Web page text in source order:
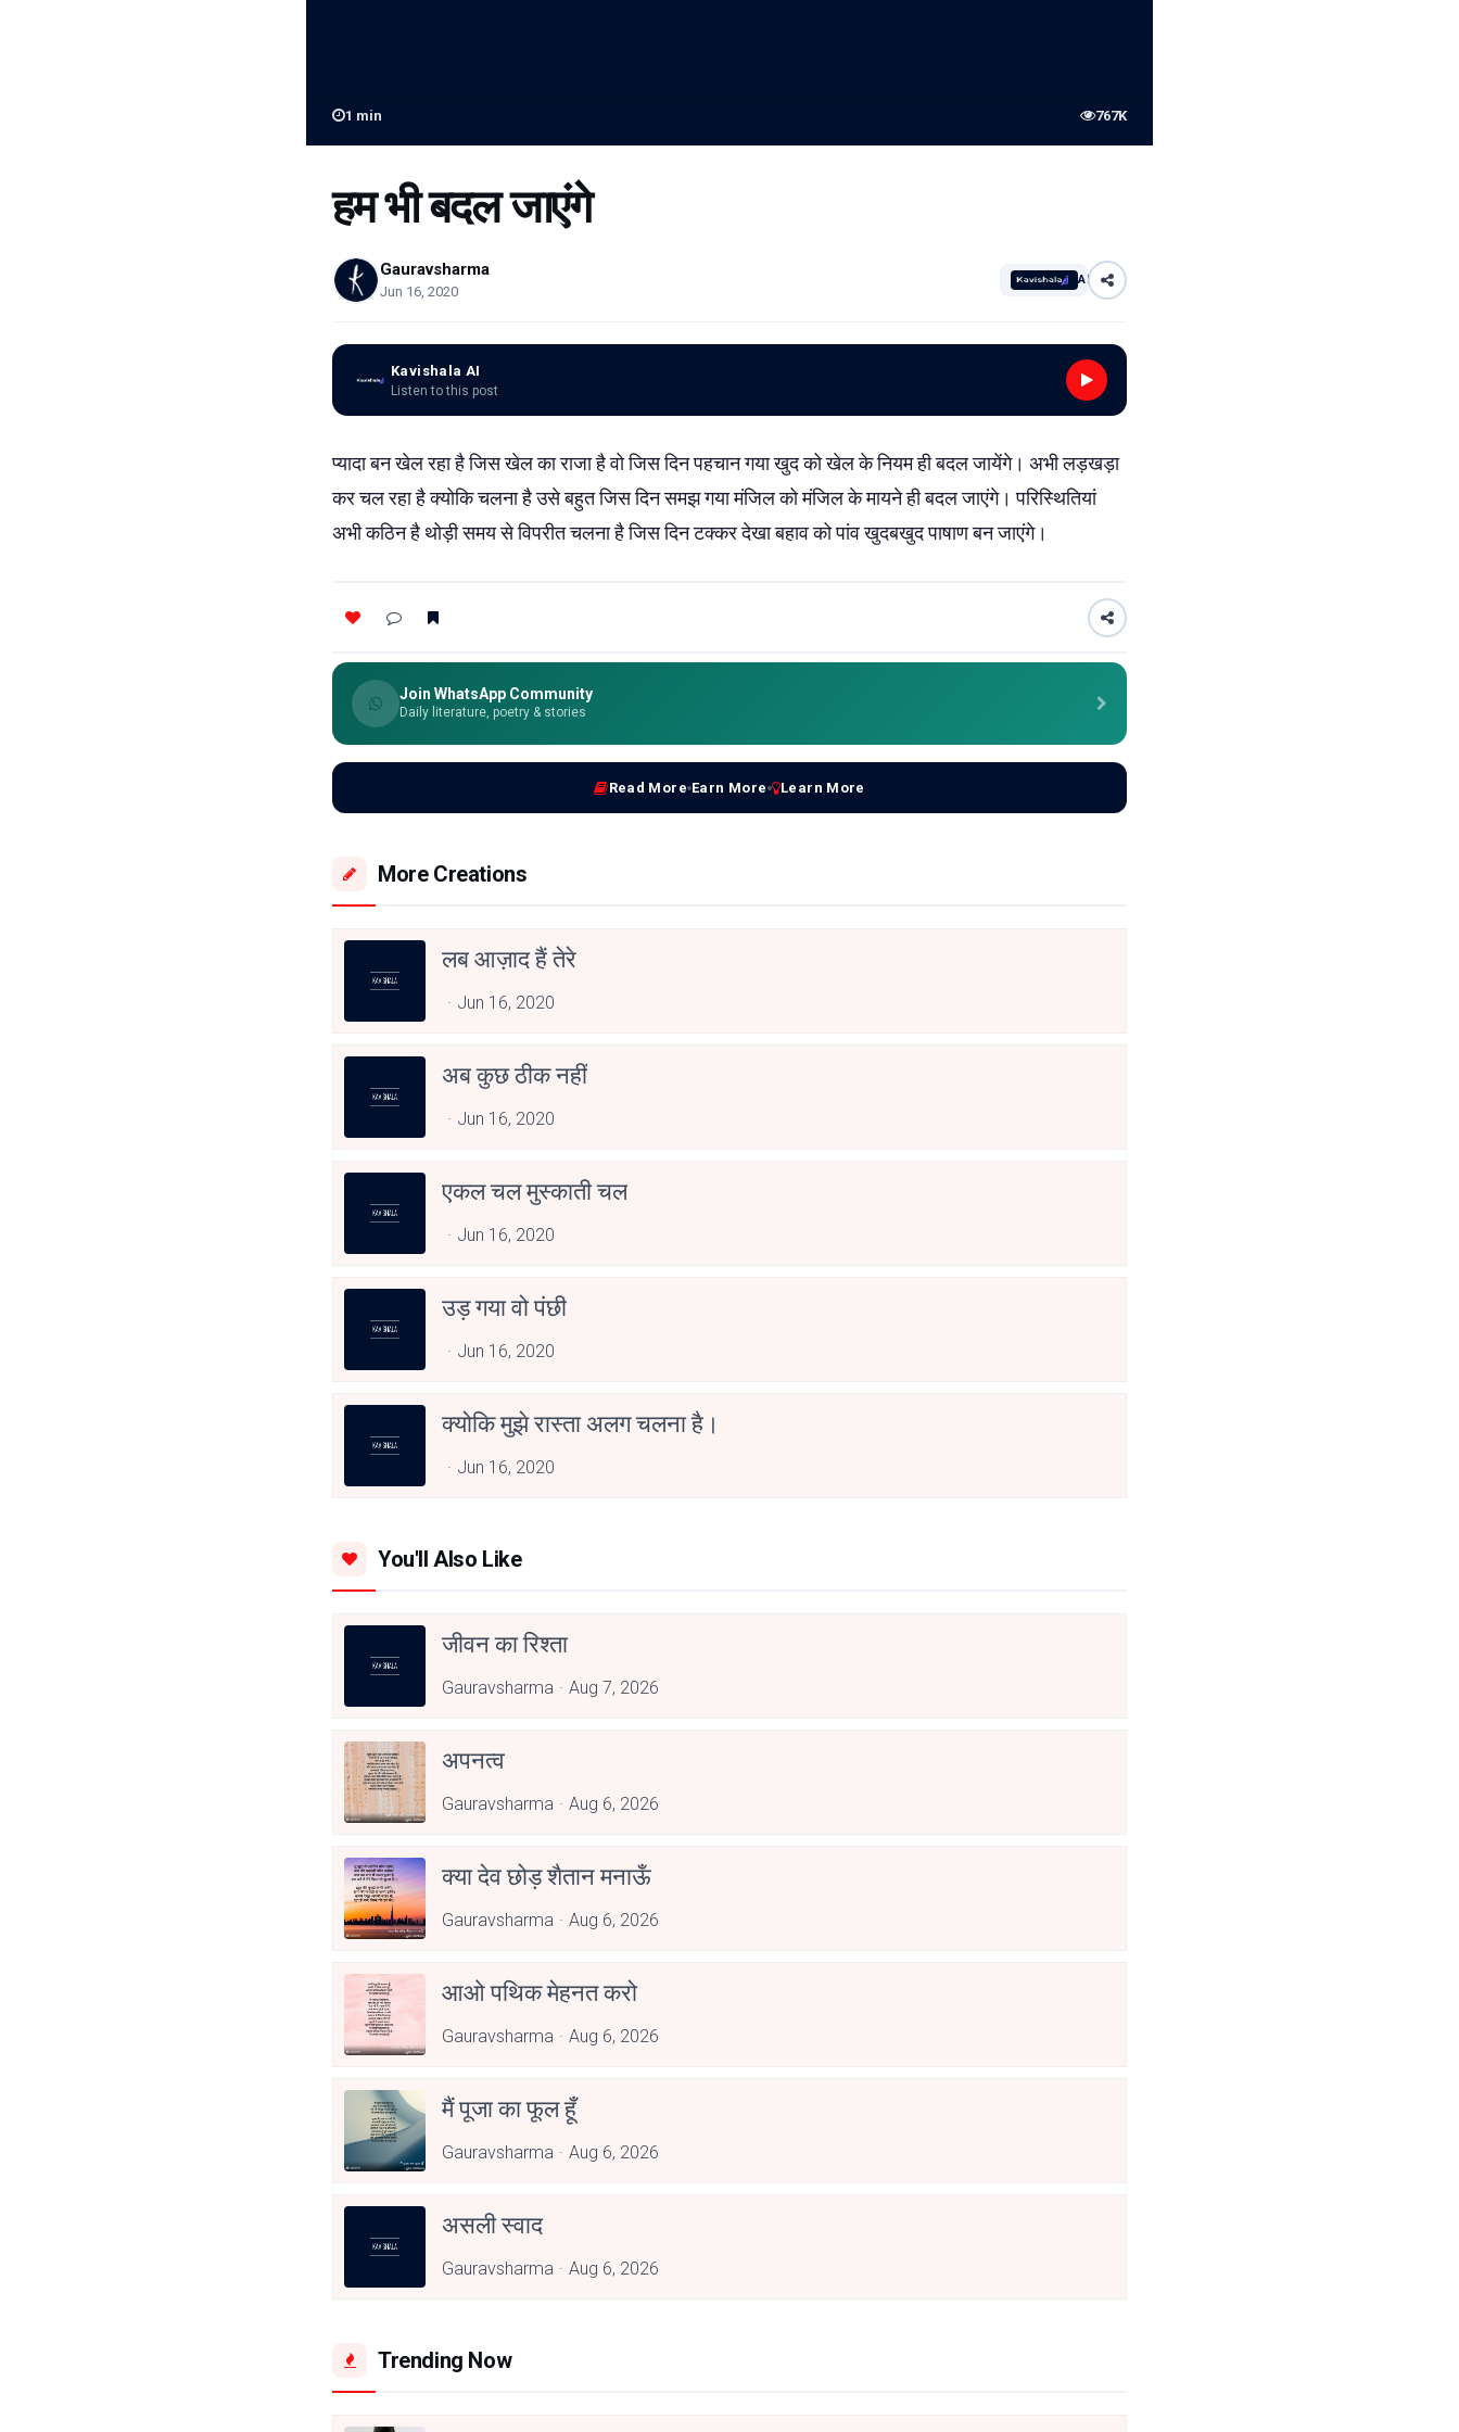
1 min 767K
हम भी बदल जाएंगे
Gauravsharma
Jun 16, 2020
AI
Kavishala AI
Listen to this post
प्यादा बन खेल रहा है जिस खेल का राजा है वो जिस दिन पहचान गया खुद को खेल के नियम ही बदल जायेंगे। अभी लड़खड़ा
कर चल रहा है क्योकि चलना है उसे बहुत जिस दिन समझ गया मंजिल को मंजिल के मायने ही बदल जाएंगे। परिस्थितियां
अभी कठिन है थोड़ी समय से विपरीत चलना है जिस दिन टक्कर देखा बहाव को पांव खुदबखुद पाषाण बन जाएंगे।
Join WhatsApp Community
Daily literature, poetry & stories
Read More Earn More Learn More
More Creations
लब आज़ाद हैं तेरे
Jun 16, 2020
अब कुछ ठीक नहीं
Jun 16, 2020
एकल चल मुस्काती चल
Jun 16, 2020
उड़ गया वो पंछी
Jun 16, 2020
क्योकि मुझे रास्ता अलग चलना है।
Jun 16, 2020
You'll Also Like
जीवन का रिश्ता
Gauravsharma Aug 7, 2026
अपनत्व
Gauravsharma Aug 6, 2026
क्या देव छोड़ शैतान मनाऊँ
Gauravsharma Aug 6, 2026
आओ पथिक मेहनत करो
Gauravsharma Aug 6, 2026
मैं पूजा का फूल हूँ
Gauravsharma Aug 6, 2026
असली स्वाद
Gauravsharma Aug 6, 2026
Trending Now